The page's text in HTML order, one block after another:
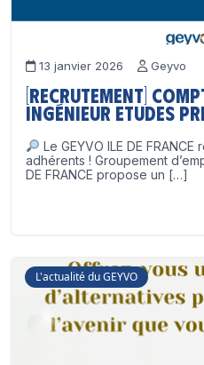
13 janvier 2026 Geyvo
[Recrutement]
Ingénieur Etudes
Le GEYVO ILE DE
adhérents ! Groupement
DE FRANCE propose un […]
L'actualité du GEYVO